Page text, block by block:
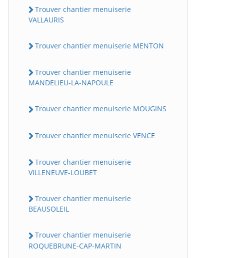
Trouver chantier menuiserie
VALLAURIS
Trouver chantier menuiserie MENTON
Trouver chantier menuiserie
MANDELIEU-LA-NAPOULE
Trouver chantier menuiserie MOUGINS
Trouver chantier menuiserie VENCE
Trouver chantier menuiserie
VILLENEUVE-LOUBET
Trouver chantier menuiserie
BEAUSOLEIL
Trouver chantier menuiserie
ROQUEBRUNE-CAP-MARTIN